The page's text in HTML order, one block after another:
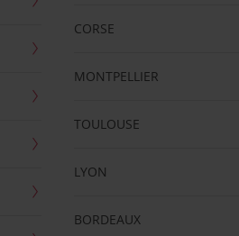
CORSE
MONTPELLIER
TOULOUSE
LYON
BORDEAUX